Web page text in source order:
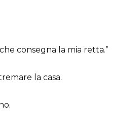
consegna la mia retta.”
la casa.